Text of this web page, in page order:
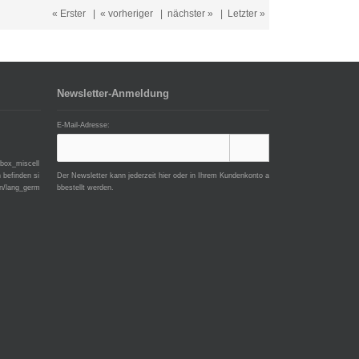
« Erster « vorheriger nächster » Letzter »
befinden si
lang_germ
Newsletter-Anmeldung
E-Mail-Adresse:
Der Newsletter kann jederzeit hier oder in Ihrem Kundenkonto a
bbestellt werden.